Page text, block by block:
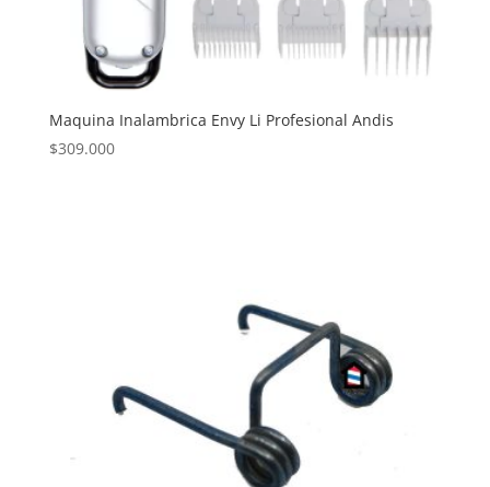
Maquina Inalambrica Envy Li Profesional Andis
$309.000